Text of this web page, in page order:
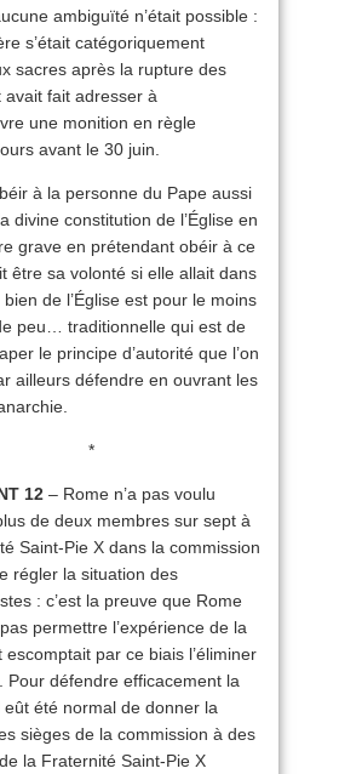
ambiguïté n’était possible :
s’était catégoriquement
sacres après la rupture des
avait fait adresser à
une monition en règle
avant le 30 juin.
à la personne du Pape aussi
divine constitution de l’Église en
grave en prétendant obéir à ce
être sa volonté si elle allait dans
de l’Église est pour le moins
peu… traditionnelle qui est de
le principe d’autorité que l’on
ailleurs défendre en ouvrant les
*
12 – Rome n’a pas voulu
de deux membres sur sept à
Saint-Pie X dans la commission
régler la situation des
: c’est la preuve que Rome
permettre l’expérience de la
escomptait par ce biais l’éliminer
Pour défendre efficacement la
eût été normal de donner la
sièges de la commission à des
la Fraternité Saint-Pie X